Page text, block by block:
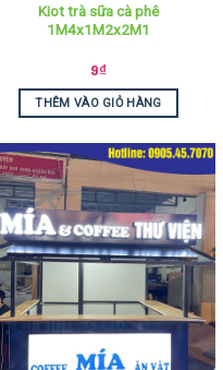
Kiot trà sữa cà phê
1M4x1M2x2M1
9₫
THÊM VÀO GIỎ HÀNG